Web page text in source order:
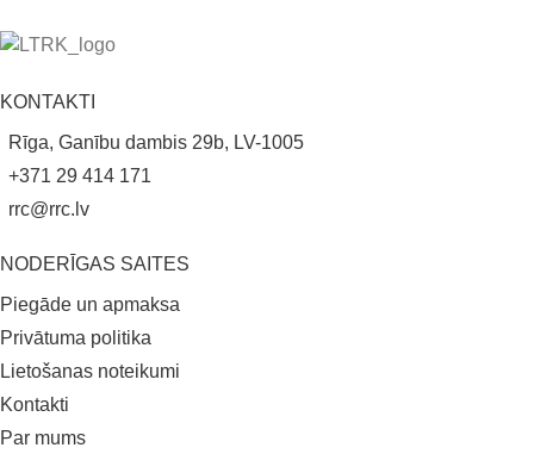
NODERĪGAS SAITES
Piegāde un apmaksa
Privātuma politika
Lietošanas noteikumi
Kontakti
Par mums
KONTAKTI
Rīga, Ganību dambis 29b, LV-1005
+371 29 414 171
rrc@rrc.lv